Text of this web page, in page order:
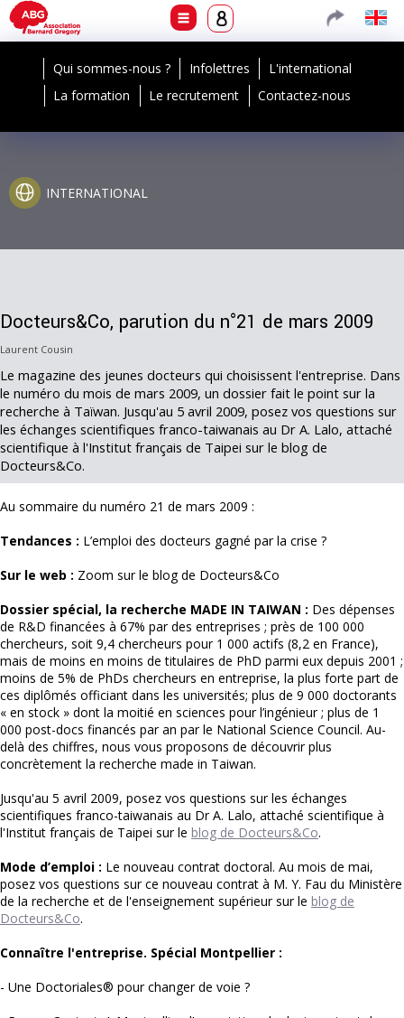
Qui sommes-nous ? Infolettres
L'international
La formation
Le recrutement Contactez-nous
INTERNATIONAL
Docteurs&Co, parution du n°21 de mars 2009
Laurent Cousin
Le magazine des jeunes docteurs qui choisissent l'entreprise. Dans
le numéro du mois de mars 2009, un dossier fait le point sur la
recherche à Taïwan. Jusqu'au 5 avril 2009, posez vos questions sur
les échanges scientifiques franco-taiwanais au Dr A. Lalo, attaché
scientifique à l'Institut français de Taipei sur le blog de
Docteurs&Co.
Au sommaire du numéro 21 de mars 2009 :
Tendances : L’emploi des docteurs gagné par la crise ?
Sur le web : Zoom sur le blog de Docteurs&Co
Dossier spécial, la recherche MADE IN TAIWAN : Des dépenses
de R&D financées à 67% par des entreprises ; près de 100 000
chercheurs, soit 9,4 chercheurs pour 1 000 actifs (8,2 en France),
mais de moins en moins de titulaires de PhD parmi eux depuis 2001 ;
moins de 5% de PhDs chercheurs en entreprise, la plus forte part de
ces diplômés officiant dans les universités; plus de 9 000 doctorants
« en stock » dont la moitié en sciences pour l’ingénieur ; plus de 1
000 post-docs financés par an par le National Science Council. Au-
delà des chiffres, nous vous proposons de découvrir plus
concrètement la recherche made in Taiwan.
Jusqu'au 5 avril 2009, posez vos questions sur les échanges
scientifiques franco-taiwanais au Dr A. Lalo, attaché scientifique à
l'Institut français de Taipei sur le blog de Docteurs&Co.
Mode d’emploi : Le nouveau contrat doctoral. Au mois de mai,
posez vos questions sur ce nouveau contrat à M. Y. Fau du Ministère
de la recherche et de l'enseignement supérieur sur le blog de
Docteurs&Co.
Connaître l'entreprise. Spécial Montpellier :
- Une Doctoriales® pour changer de voie ?